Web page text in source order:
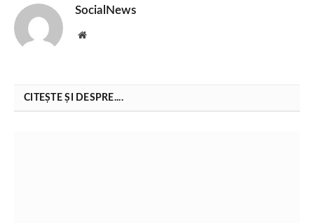
SocialNews
Website
CITEȘTE ȘI DESPRE....